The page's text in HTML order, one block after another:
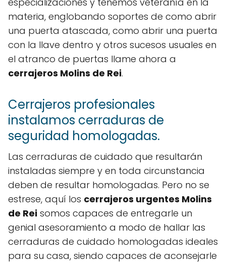
materia, englobando soportes de como abrir
una puerta atascada, como abrir una puerta
con la llave dentro y otros sucesos usuales en
el atranco de puertas llame ahora a
cerrajeros Molins de Rei.
Cerrajeros profesionales
instalamos cerraduras de
seguridad homologadas.
Las cerraduras de cuidado que resultarán
instaladas siempre y en toda circunstancia
deben de resultar homologadas. Pero no se
estrese, aquí los cerrajeros urgentes Molins
de Rei somos capaces de entregarle un
genial asesoramiento a modo de hallar las
cerraduras de cuidado homologadas ideales
para su casa, siendo capaces de aconsejarle